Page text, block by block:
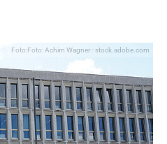
Foto:Foto: Achim Wagner - stock.adobe.com